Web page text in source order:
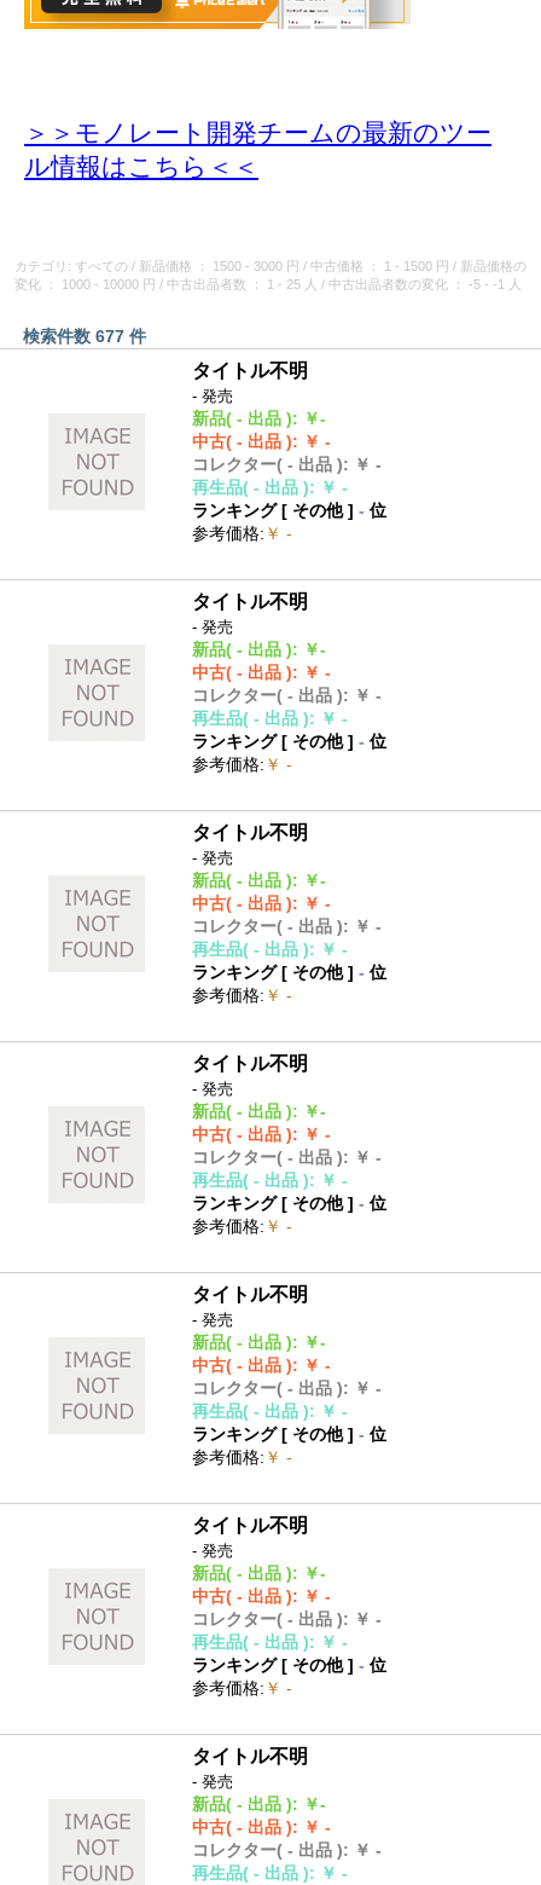
＞＞モノレート開発チームの最新のツー
ル情報はこちら＜＜
カテゴリ: すべての / 新品価格 ： 1500 - 3000 円 / 中古価格 ： 1 - 1500 円 / 新品価格の
変化
： 1000 - 10000 円 / 中古出品者数 ： 1 - 25 人 / 中古出品者数の変化 ： -5 - -1 人
検索件数 677 件
タイトル不明
- 発売
新品( - 出品 ): ￥-
中古( - 出品 ): ￥ -
コレクター( - 出品 ): ￥ -
再生品( - 出品 ): ￥ -
ランキング [ その他]- 位
参考価格: ￥ -
タイトル不明
- 発売
新品( - 出品 ): ￥-
中古( - 出品 ): ￥ -
コレクター( - 出品 ): ￥ -
再生品( - 出品 ): ￥ -
ランキング [ その他]- 位
参考価格: ￥ -
タイトル不明
- 発売
新品( - 出品 ): ￥-
中古( - 出品 ): ￥ -
コレクター( - 出品 ): ￥ -
再生品( - 出品 ): ￥ -
ランキング [ その他]- 位
参考価格: ￥ -
タイトル不明
- 発売
新品( - 出品 ): ￥-
中古( - 出品 ): ￥ -
コレクター( - 出品 ): ￥ -
再生品( - 出品 ): ￥ -
ランキング [ その他]- 位
参考価格: ￥ -
タイトル不明
- 発売
新品( - 出品 ): ￥-
中古( - 出品 ): ￥ -
コレクター( - 出品 ): ￥ -
再生品( - 出品 ): ￥ -
ランキング [ その他]- 位
参考価格: ￥ -
タイトル不明
- 発売
新品( - 出品 ): ￥-
中古( - 出品 ): ￥ -
コレクター( - 出品 ): ￥ -
再生品( - 出品 ): ￥ -
ランキング [ その他]- 位
参考価格: ￥ -
タイトル不明
- 発売
新品( - 出品 ): ￥-
中古( - 出品 ): ￥ -
コレクター( - 出品 ): ￥ -
再生品( - 出品 ): ￥ -